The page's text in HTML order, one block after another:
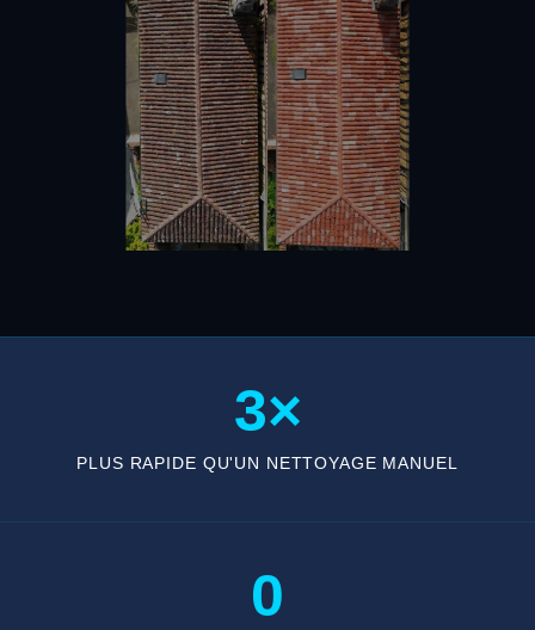
3×
PLUS RAPIDE QU'UN NETTOYAGE MANUEL
0